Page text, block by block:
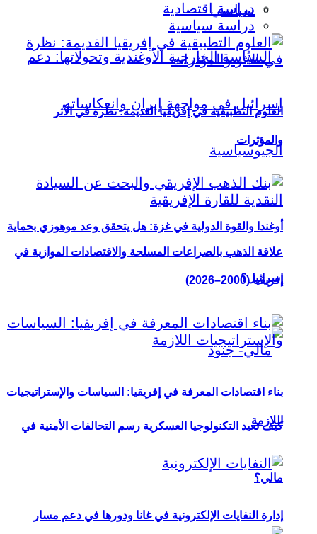
سياسي
أوغندا والقوة الدولية في غزة: هل يتحقق وعد موهوزي بحماية
إسرائيل؟
كيف تعيد التكنولوجيا العسكرية رسم التحالفات الأمنية في
مالي؟
دراسة اقتصادية
دراسة سياسية
العلوم التطبيقية في إفريقيا القديمة: نظرة في الأثر
والمؤثرات
علاقة الذهب بالصراعات المسلحة والاقتصادات الموازية في
إفريقيا (2000–2026)
بناء اقتصادات المعرفة في إفريقيا: السياسات والإستراتيجيات
اللازمة
إدارة النفايات الإلكترونية في غانا ودورها في دعم مسار